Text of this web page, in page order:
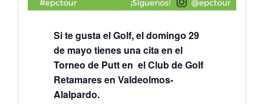
Si te gusta el Golf, el domingo 29
de mayo tienes una cita en el
Torneo de Putt en el Club de Golf
Retamares en Valdeolmos-
Alalpardo.